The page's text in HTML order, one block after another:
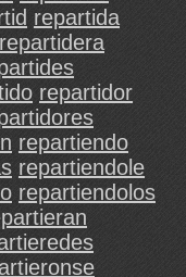
repartida
repartidera
repartidor
repartiendo
repartiendole
repartiendolos